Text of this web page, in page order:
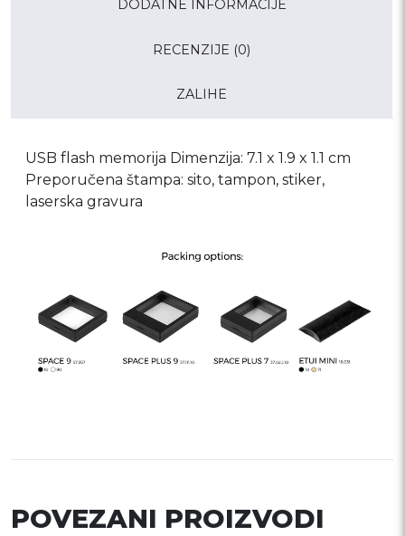
DODATNE INFORMACIJE
RECENZIJE (0)
ZALIHE
USB flash memorija Dimenzija: 7.1 x 1.9 x 1.1 cm
Preporučena štampa: sito, tampon, stiker,
laserska gravura
POVEZANI PROIZVODI